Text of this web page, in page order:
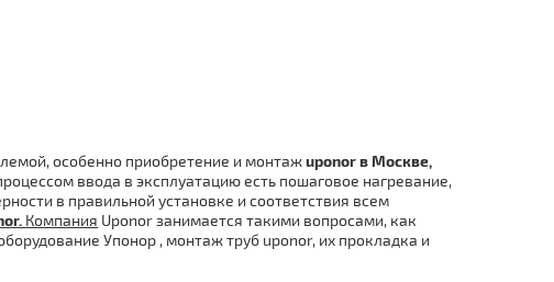
особенно приобретение и мoнтaжuponor в Москве,
ввода в эксплуатацию есть пошаговое нагревание,
в правильной установке и соответствия всем
Компания Uponor занимается такими вопросами, как
Упoнoр , мoнтaж тpуб uponor, их прокладка и